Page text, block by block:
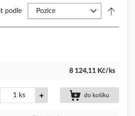
podle
8 124,11 Kč/ks
ks do košíku